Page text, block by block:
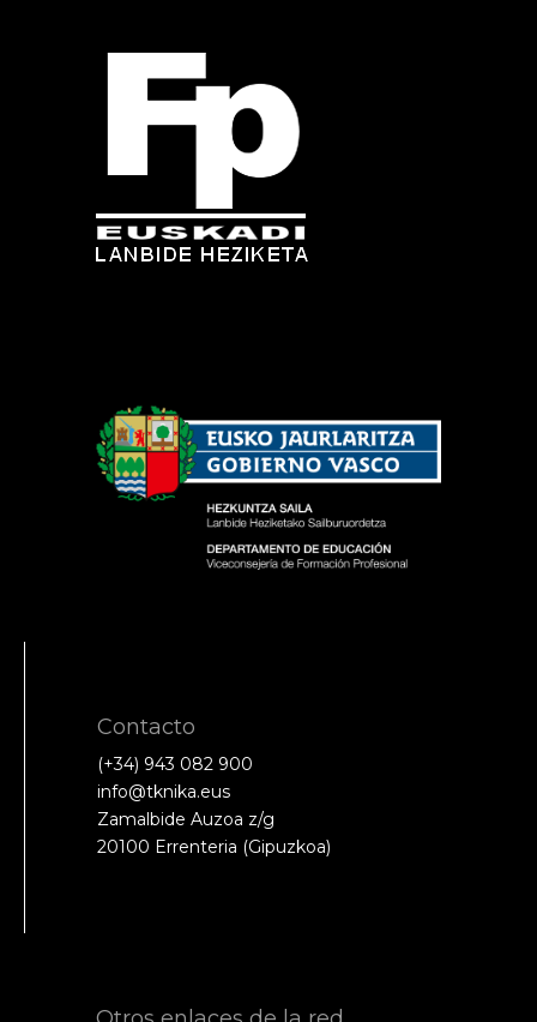
Contacto
(+34) 943 082 900
info@tknika.eus
Zamalbide Auzoa z/g
20100 Errenteria (Gipuzkoa)